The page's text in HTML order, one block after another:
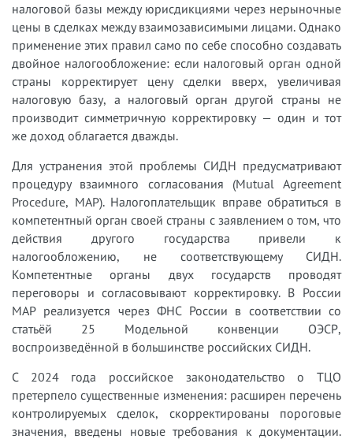
налоговой базы между юрисдикциями через нерыночные
цены в сделках между взаимозависимыми лицами. Однако
применение этих правил само по себе способно создавать
двойное налогообложение: если налоговый орган одной
страны корректирует цену сделки вверх, увеличивая
налоговую базу, а налоговый орган другой страны не
производит симметричную корректировку — один и тот
же доход облагается дважды.
Для устранения этой проблемы СИДН предусматривают
процедуру взаимного согласования (Mutual Agreement
Procedure, MAP). Налогоплательщик вправе обратиться в
компетентный орган своей страны с заявлением о том, что
действия другого государства привели к
налогообложению, не соответствующему СИДН.
Компетентные органы двух государств проводят
переговоры и согласовывают корректировку. В России
MAP реализуется через ФНС России в соответствии со
статьёй 25 Модельной конвенции ОЭСР,
воспроизведённой в большинстве российских СИДН.
С 2024 года российское законодательство о ТЦО
претерпело существенные изменения: расширен перечень
контролируемых сделок, скорректированы пороговые
значения, введены новые требования к документации.